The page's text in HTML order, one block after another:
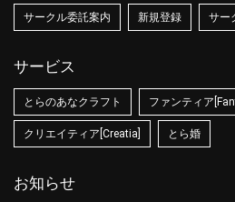
サークル委託案内 新規登録 サー
サービス
とらのあなクラフト ファンティア
クリエイティア[Creatia] とら婚
お知らせ